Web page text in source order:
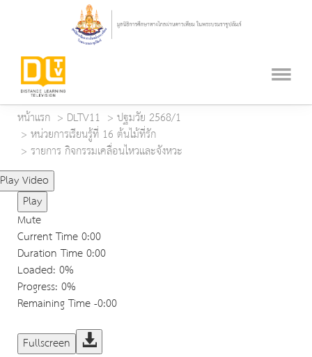
หน้าแรก DLTV11
ปฐมวัย 2568/1
หน่วยการเรียนรู้ที่ 16 ต้นไม้ที่รัก
รายการ กิจกรรมเคลื่อนไหวและจังหวะ
Play Video
Play
Mute
Current Time0:00
Duration Time0:00
Loaded: 0%
Progress: 0%
Remaining Time-0:00
Fullscreen